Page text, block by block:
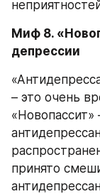
Миф 8.
депрессии
– это очень
принято